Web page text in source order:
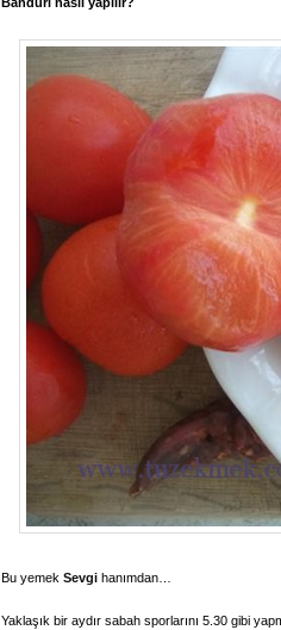
Bu yemek Sevgi hanımdan…
Yaklaşık bir aydır sabah sporlarını 5.30 gibi